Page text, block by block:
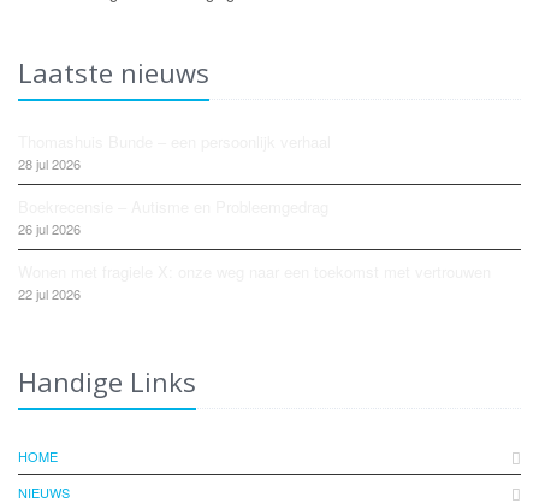
Laatste nieuws
28 jul 2026
26 jul 2026
22 jul 2026
Handige Links
HOME
NIEUWS